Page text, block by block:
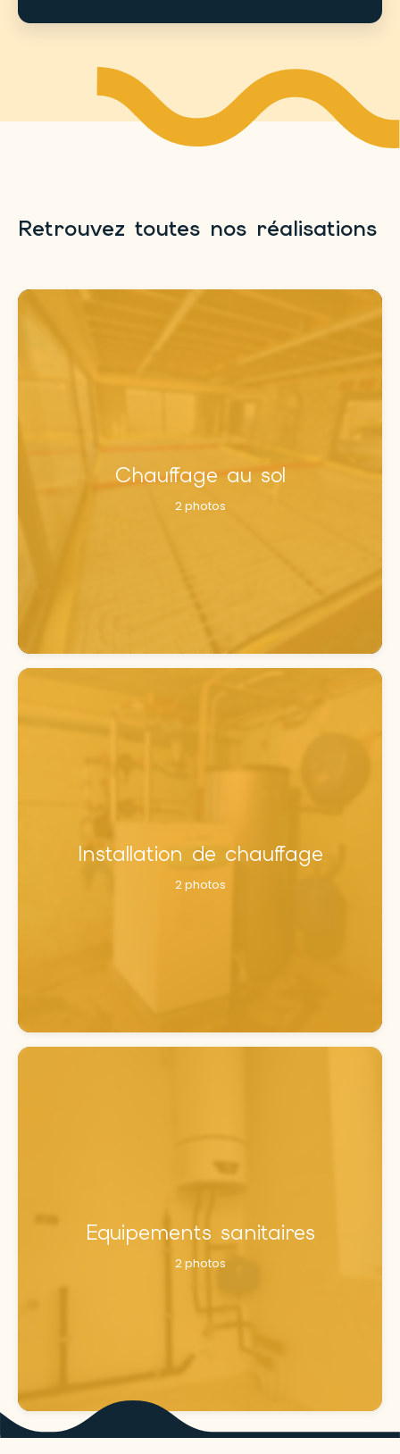
Retrouvez toutes nos réalisations
Chauffage au sol
2 photos
Installation de chauffage
2 photos
Equipements sanitaires
2 photos